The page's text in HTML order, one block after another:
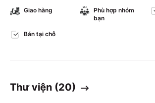
Giao hàng
Phù hợp nhóm
bạn
Bán tại chỗ
Thư viện (20)